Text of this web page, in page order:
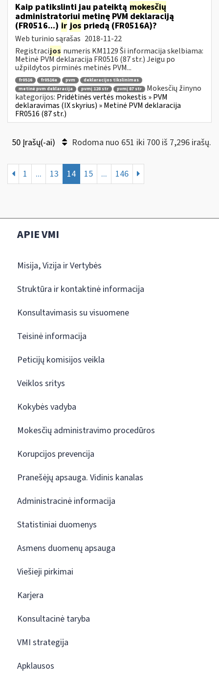
Kaip patikslinti jau pateiktą mokesčių
administratoriui metinę PVM deklaraciją
(FR0516...) ir jos priedą (FR0516A)?
Web turinio sąrašas 2018-11-22
Registracijos numeris KM1129 Ši informacija skelbiama:
Metinė PVM deklaracija FR0516 (87 str.) Jeigu po
užpildytos pirminės metinės PVM...
fr0516 fr0516a pvm
deklaracijos tikslinimas
metinė pvm deklaracija
pvmį 128 str pvmį 87 str
Mokesčių žinyno
kategorijos: Pridėtinės vertės mokestis » PVM
deklaravimas (IX skyrius) » Metinė PVM deklaracija
FR0516 (87 str.)
50 Įrašų(-ai) Rodoma nuo 651 iki 700 iš 7,296 irašų.
1 ... 13 14 15 ... 146
APIE VMI
Misija, Vizija ir Vertybės
Struktūra ir kontaktinė informacija
Konsultavimasis su visuomene
Teisinė informacija
Peticijų komisijos veikla
Veiklos sritys
Kokybės vadyba
Mokesčių administravimo procedūros
Korupcijos prevencija
Pranešėjų apsauga. Vidinis kanalas
Administracinė informacija
Statistiniai duomenys
Asmens duomenų apsauga
Viešieji pirkimai
Karjera
Konsultacinė taryba
VMI strategija
Apklausos